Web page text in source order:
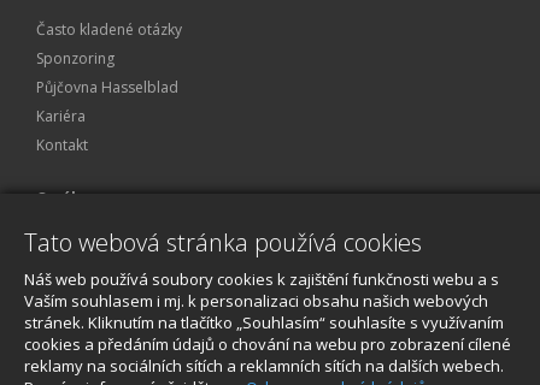
Často kladené otázky
Sponzoring
Půjčovna Hasselblad
Kariéra
Kontakt
O nákupu
Obchodní podmínky
Reklamace a servis
O nákupu
Tato webová stránka používá cookies
Náš web používá soubory cookies k zajištění funkčnosti webu a s
Vaším souhlasem i mj. k personalizaci obsahu našich webových
stránek. Kliknutím na tlačítko „Souhlasím“ souhlasíte s využívaním
cookies a předáním údajů o chování na webu pro zobrazení cílené
reklamy na sociálních sítích a reklamních sítích na dalších webech.